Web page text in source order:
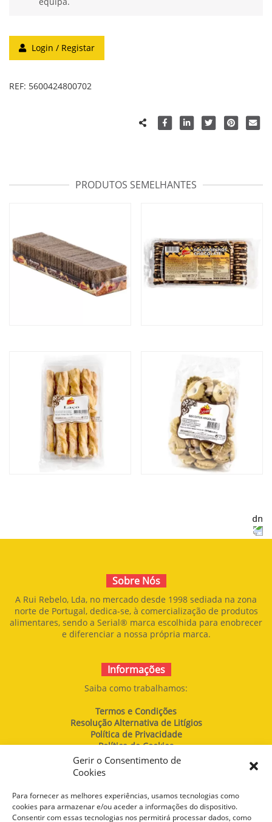
Gerir o Consentimento de
Cookies
Para fornecer as melhores experiências, usamos tecnologias como
cookies para armazenar e/ou aceder a informações do dispositivo.
Consentir com essas tecnologias nos permitirá processar dados, como
Login / Registar
REF: 5600424800702
PRODUTOS SEMELHANTES
WAFERS CHOCOLATE
FOLHADINHOS DE
CHOCOLATE
Sobre Nós
A Rui Rebelo, Lda, no mercado desde 1998 sediada na zona
norte de Portugal, dedica-se, à comercialização de produtos
alimentares, sendo a Serial® marca escolhida para enobrecer
e diferenciar a nossa própria marca.
Informações
Saiba como trabalhamos:
Termos e Condições
Resolução Alternativa de Litígios
Política de Privacidade
Política de Cookies
Livro de Reclamações
Contacte-nos